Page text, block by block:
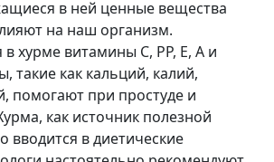
здоровья нации
Станислав Денисенко,
инструктор ЗОЖ, член Лиги
здоровья нации
Станислав Денисенко,
в ней ценные вещества
на наш организм.
хурме витамины С, РР, Е, А и
такие как кальций, калий,
помогают при простуде и
как источник полезной
вводится в диетические